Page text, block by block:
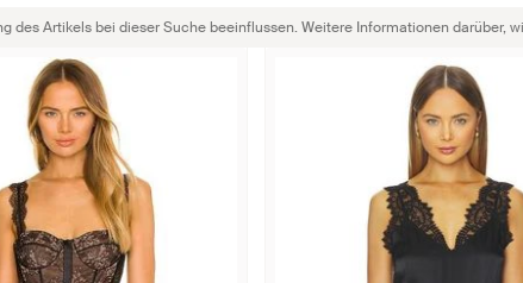
des Artikels bei dieser Suche beeinflussen. Weitere Informationen darüber,